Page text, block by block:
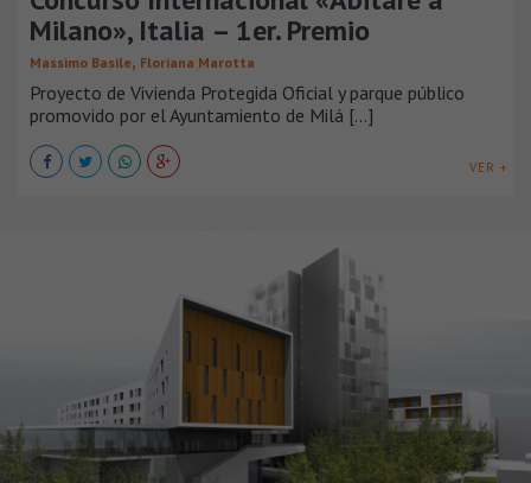
Milano», Italia – 1er. Premio
Massimo Basile, Floriana Marotta
Proyecto de Vivienda Protegida Oficial y parque público
promovido por el Ayuntamiento de Milá [...]
VER +